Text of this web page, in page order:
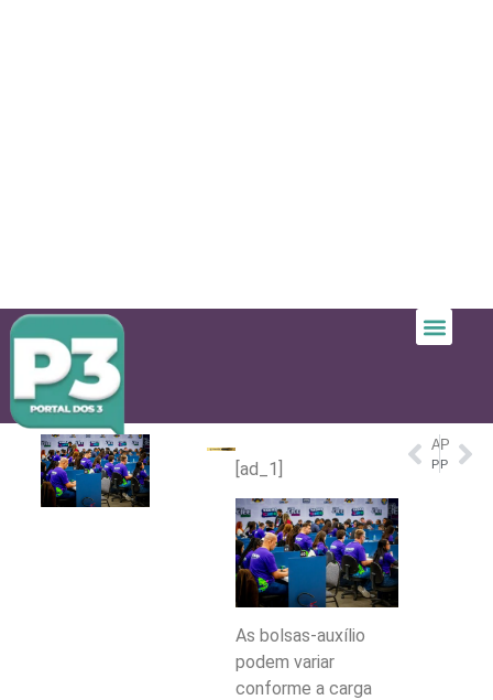
[ad_1]
As bolsas-auxílio
podem variar
conforme a carga
ANTERIOR
Prefeitura de Manaus dá início ao translado de mantimentos da ajuda humanitária a Venezuela em parceria com o Exército brasileiro
PRÓXIMO
Prefeitura de Manaus embarga obra irregular identificada durante plantão em ponto facultativo na zona Norte